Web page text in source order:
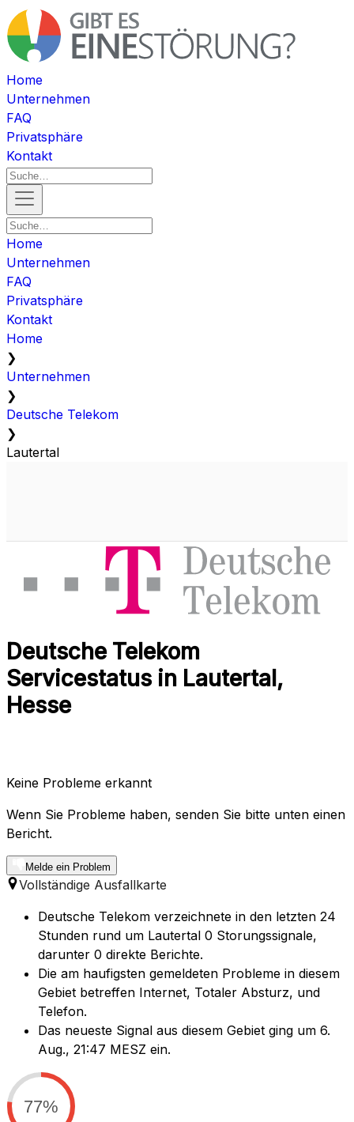
Home
Unternehmen
FAQ
Privatsphäre
Kontakt
Home
Unternehmen
FAQ
Privatsphäre
Kontakt
Home
❯
Unternehmen
❯
Deutsche Telekom
❯
Lautertal
Deutsche Telekom
Servicestatus in Lautertal,
Hesse
Keine Probleme erkannt
Wenn Sie Probleme haben, senden Sie bitte unten einen
Bericht.
Melde ein Problem
Vollständige Ausfallkarte
Deutsche Telekom verzeichnete in den letzten 24
Stunden rund um Lautertal 0 Storungssignale,
darunter 0 direkte Berichte.
Die am haufigsten gemeldeten Probleme in diesem
Gebiet betreffen Internet, Totaler Absturz, und
Telefon.
Das neueste Signal aus diesem Gebiet ging um 6.
Aug., 21:47 MESZ ein.
77%